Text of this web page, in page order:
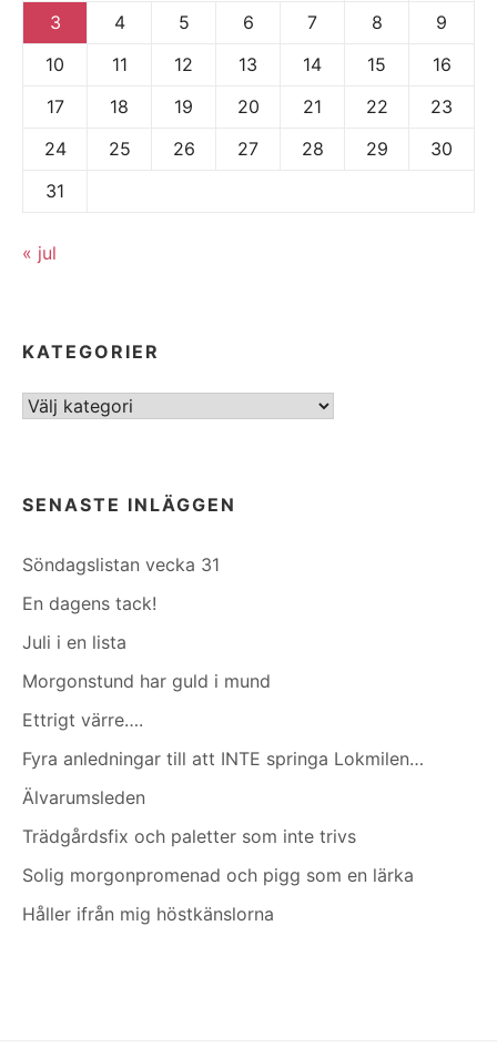
3
4 5 6 7 8
9
10
11 12 13 14 15
16
17
18 19 20 21 22
23
24
25 26 27 28 29
30
31
« jul
KATEGORIER
Kategorier
SENASTE INLÄGGEN
Söndagslistan vecka 31
En dagens tack!
Juli i en lista
Morgonstund har guld i mund
Ettrigt värre….
Fyra anledningar till att INTE springa Lokmilen…
Älvarumsleden
Trädgårdsfix och paletter som inte trivs
Solig morgonpromenad och pigg som en lärka
Håller ifrån mig höstkänslorna